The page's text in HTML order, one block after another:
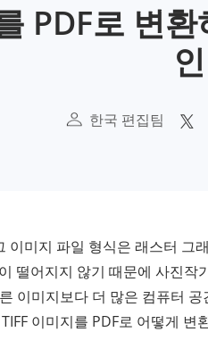
PDF로 변
한국 편집팀
이미지 파일 형식은 래스터
떨어지지 않기 때문에 사진
이미지보다 더 많은 컴퓨터
이미지를 PDF로 어떻게